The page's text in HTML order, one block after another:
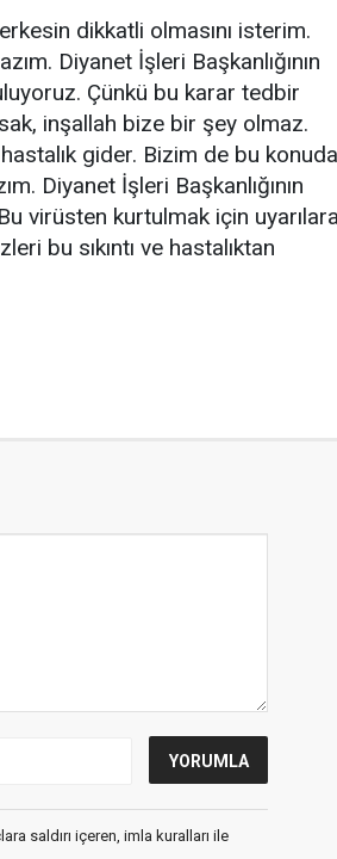
dikkatli olmasını isterim.
Diyanet İşleri Başkanlığının
Çünkü bu karar tedbir
inşallah bize bir şey olmaz.
gider. Bizim de bu konuda
Diyanet İşleri Başkanlığının
Bu virüsten kurtulmak için uyarılara
bu sıkıntı ve hastalıktan
saldırı içeren, imla kuralları ile